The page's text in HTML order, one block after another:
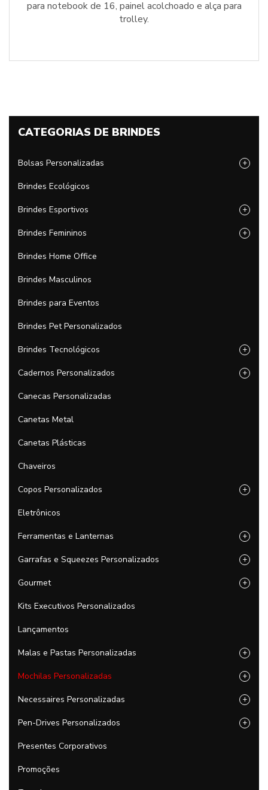
para notebook de 16, painel acolchoado e alça para
trolley.
CATEGORIAS DE BRINDES
Bolsas Personalizadas +
Brindes Ecológicos
Brindes Esportivos +
Brindes Femininos +
Brindes Home Office
Brindes Masculinos
Brindes para Eventos
Brindes Pet Personalizados
Brindes Tecnológicos +
Cadernos Personalizados +
Canecas Personalizadas
Canetas Metal
Canetas Plásticas
Chaveiros
Copos Personalizados +
Eletrônicos
Ferramentas e Lanternas +
Garrafas e Squeezes Personalizados +
Gourmet +
Kits Executivos Personalizados
Lançamentos
Malas e Pastas Personalizadas +
Mochilas Personalizadas +
Necessaires Personalizadas +
Pen-Drives Personalizados +
Presentes Corporativos
Promoções